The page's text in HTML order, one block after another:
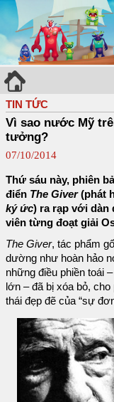
TIN TỨC
Vì sao nước Mỹ
tưởng?
07/10/2014
Thứ sáu này, phiên
điển The Giver(phát
ký ức) ra rạp với dàn
viên từng đoạt giải
The Giver, tác phẩm
dường như hoàn hảo
những điều phiền toái
lớn – đã bị xóa bỏ,
thái đẹp đẽ của “sự